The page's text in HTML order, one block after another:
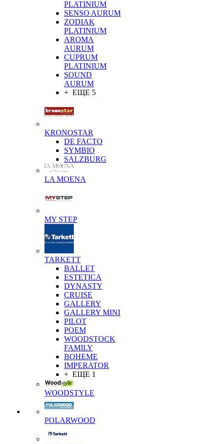
PLATINIUM
SENSO AURUM
ZODIAK
PLATINIUM
AROMA
AURUM
CUPRUM
PLATINIUM
SOUND
AURUM
+ ЕЩЕ 5
KRONOSTAR
DE FACTO
SYMBIO
SALZBURG
LA MOENA
MY STEP
TARKETT
BALLET
ESTETICA
DYNASTY
CRUISE
GALLERY
GALLERY MINI
PILOT
POEM
WOODSTOCK
FAMILY
BOHEME
IMPERATOR
+ ЕЩЕ 1
WOODSTYLE
POLARWOOD